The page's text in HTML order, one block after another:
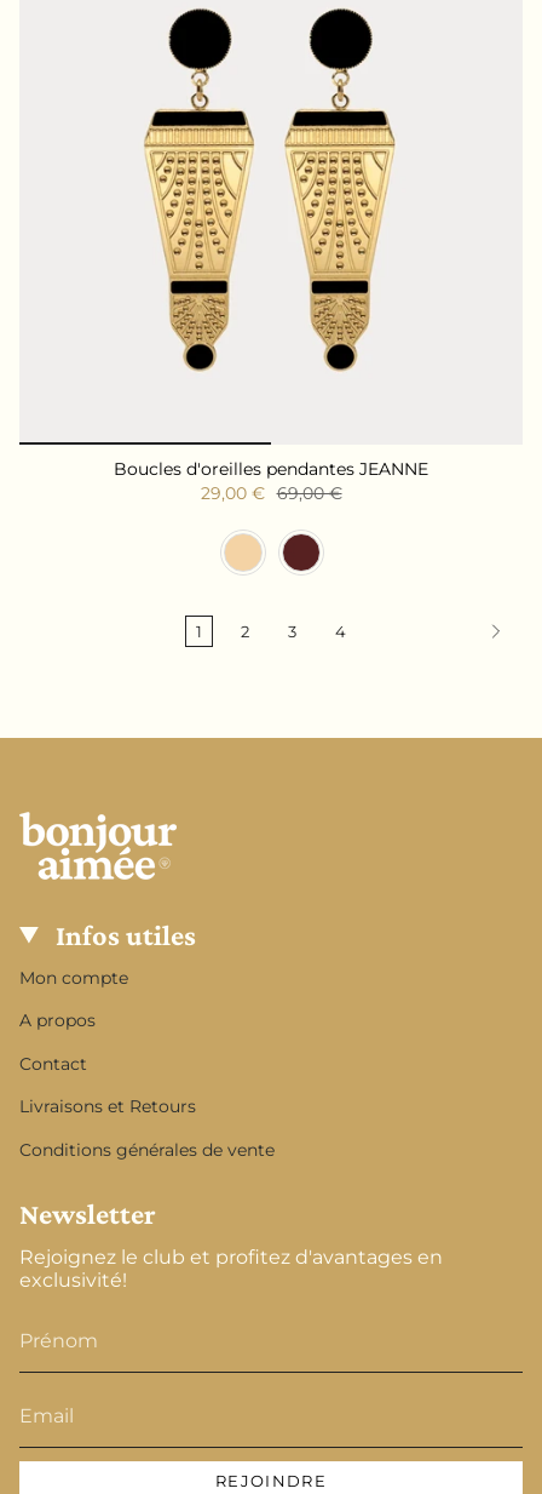
Boucles d'oreilles pendantes JEANNE
29,00 € 69,00 €
1 2 3 4
Infos utiles
Mon compte
A propos
Contact
Livraisons et Retours
Conditions générales de vente
Newsletter
Rejoignez le club et profitez d'avantages en
exclusivité!
REJOINDRE